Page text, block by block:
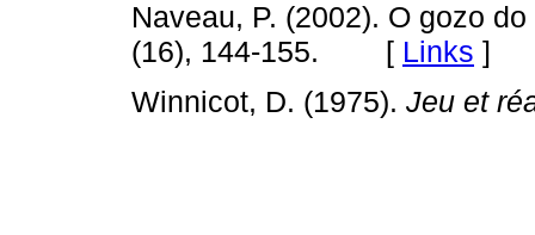
Naveau, P. (2002). O gozo
(16), 144-155. [ Links ]
Winnicot, D. (1975). Jeu et